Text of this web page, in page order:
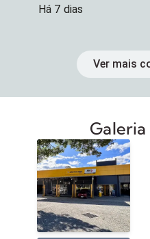
Há 7 dias
Ver mais